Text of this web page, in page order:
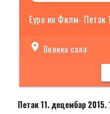
Еуро ин Филм- Петак
location_on Велика сала
Петак 11. децембар 2015.